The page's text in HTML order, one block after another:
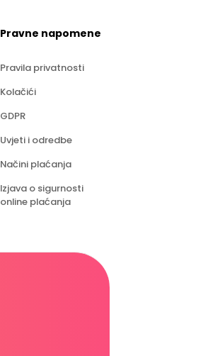
Pravne napomene
Pravila privatnosti
Kolačići
GDPR
Uvjeti i odredbe
Načini plaćanja
Izjava o sigurnosti
online plaćanja